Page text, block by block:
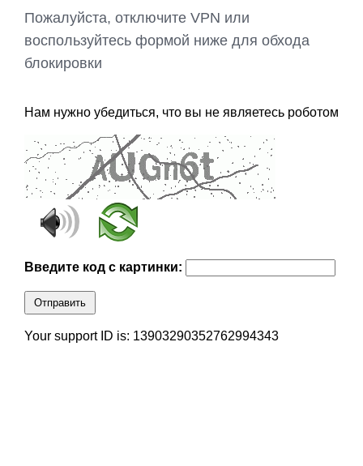
Пожалуйста, отключите VPN или
воспользуйтесь формой ниже для обхода
блокировки
Нам нужно убедиться, что вы не являетесь роботом
Введите код с картинки:
Отправить
Your support ID is: 13903290352762994343